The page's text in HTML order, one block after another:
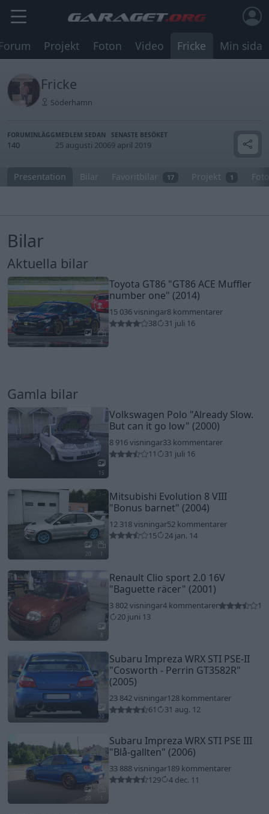
Projekt Foton Video Fricke Min sida
Fricke
Söderhamn
FORUMINLÄGG
140
MEDLEM SEDAN
25 augusti 2006
SENASTE BESÖKET
9 april 2019
Presentation Bilar Favoritbilar 17 Projekt 1
Bilar
Aktuella bilar
20 8
Toyota GT86 "GT86 ACE Muffler
number one" (2014)
15 036 visningar8 kommentarer
38
31 juli 16
Gamla bilar
15
Volkswagen Polo "Already Slow.
But can it go low" (2000)
8 916 visningar33 kommentarer
11
31 juli 16
20 1
Mitsubishi Evolution 8 VIII
"Bonus barnet" (2004)
12 318 visningar52 kommentarer
15
24 jan. 14
8
Renault Clio sport 2.0 16V
"Baguette räcer" (2001)
3 802 visningar4 kommentarer
1
20 juni 13
20
Subaru Impreza WRX STI PSE-II
"Cosworth - Perrin GT3582R"
(2005)
23 842 visningar128 kommentarer
61
31 aug. 12
20 1
Subaru Impreza WRX STI PSE III
"Blå-gallten" (2006)
33 888 visningar189 kommentarer
129
4 dec. 11